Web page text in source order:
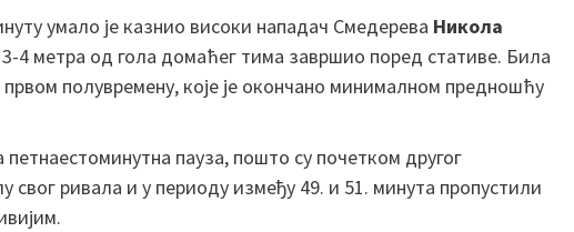
умало је казнио високи нападач Смедерева Никола
3-4 метра од гола домаћег тима завршио поред стативе. Била
полувремену, које је окончано минималном предношћу
пауза, пошто су почетком другог
свог ривала и у периоду између 49. и 51. минута пропустили